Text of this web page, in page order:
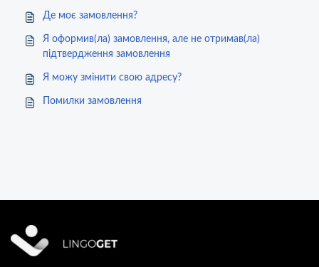
Де моє замовлення?
Я оформив(ла) замовлення, але не отримав(ла)
підтвердження замовлення
Я можу змінити свою адресу?
Помилки замовлення